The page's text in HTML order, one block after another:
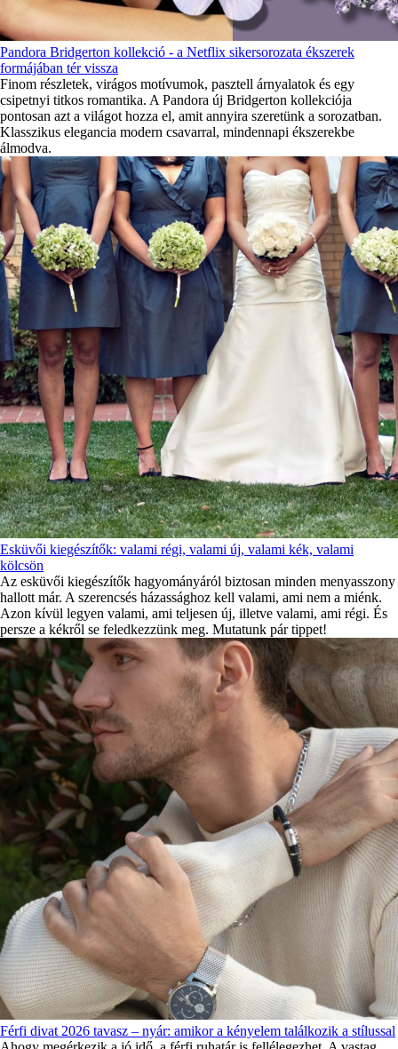
Pandora Bridgerton kollekció - a Netflix sikersorozata ékszerek
formájában tér vissza
Finom részletek, virágos motívumok, pasztell árnyalatok és egy
csipetnyi titkos romantika. A Pandora új Bridgerton kollekciója
pontosan azt a világot hozza el, amit annyira szeretünk a sorozatban.
Klasszikus elegancia modern csavarral, mindennapi ékszerekbe
álmodva.
Esküvői kiegészítők: valami régi, valami új, valami kék, valami
kölcsön
Az esküvői kiegészítők hagyományáról biztosan minden menyasszony
hallott már. A szerencsés házassághoz kell valami, ami nem a miénk.
Azon kívül legyen valami, ami teljesen új, illetve valami, ami régi. És
persze a kékről se feledkezzünk meg. Mutatunk pár tippet!
Férfi divat 2026 tavasz – nyár: amikor a kényelem találkozik a stílussal